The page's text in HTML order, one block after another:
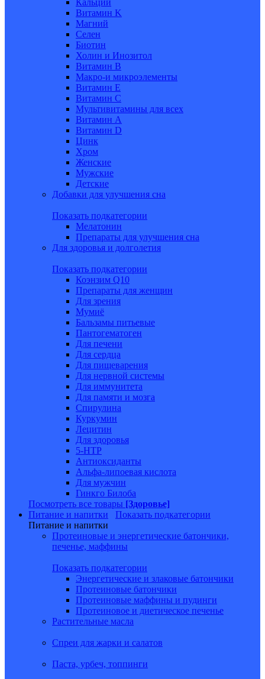
Витамин K
Магний
Селен
Биотин
Холин и Инозитол
Витамин B
Макро-и микроэлементы
Витамин Е
Витамин С
Мультивитамины для всех
Витамин A
Витамин D
Цинк
Хром
Женские
Мужские
Детские
Добавки для улучшения сна
Показать подкатегории
Мелатонин
Препараты для улучшения сна
Для здоровья и долголетия
Показать подкатегории
Коэнзим Q10
Препараты для женщин
Для зрения
Мумиё
Бальзамы питьевые
Пантогематоген
Для печени
Для сердца
Для пищеварения
Для нервной системы
Для иммунитета
Для памяти и мозга
Спирулина
Куркумин
Лецитин
Для здоровья
5-HTP
Антиоксиданты
Альфа-липоевая кислота
Для мужчин
Гинкго Билоба
Посмотреть все товары [Здоровье]
Питание и напитки
Показать подкатегории
Питание и напитки
Протеиновые и энергетические батончики,
печенье, маффины
Показать подкатегории
Энергетические и злаковые батончики
Протеиновые батончики
Протеиновые маффины и пудинги
Протеиновое и диетическое печенье
Растительные масла
Спреи для жарки и салатов
Паста, урбеч, топпинги